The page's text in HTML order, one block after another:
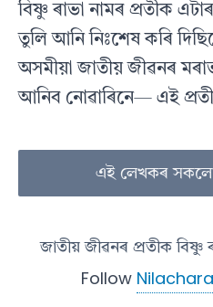
বিষ্ণু ৰাভা নামৰ প্রতীক
তুলি আনি নিঃশেষ কৰি
অসমীয়া জাতীয় জীৱনৰ
আনিব নোৱাৰিনে— এই
এই লেখকৰ
জাতীয় জীৱনৰ প্ৰতীক বিষ্ণু
Follow